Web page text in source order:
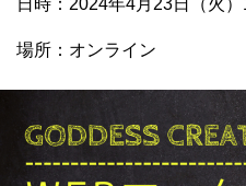
日時：2024年4月23日（火
場所：オンライン